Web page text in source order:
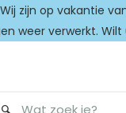
Wij zijn op vakantie
weer verwerkt.